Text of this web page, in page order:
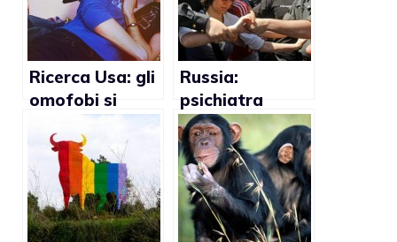
Ricerca Usa: gli
omofobi si
eccitano
guardando
porno gay
Russia:
psichiatra
denuncia
l’omofobia di
Stato e Chiesa
all’interno del
suo Paese